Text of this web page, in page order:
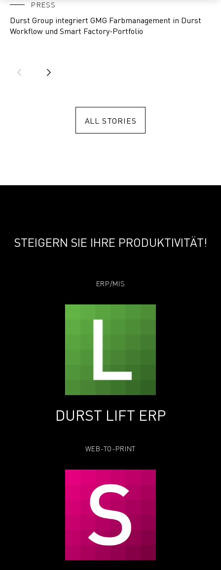
PRESS
Durst Group integriert GMG Farbmanagement in Durst
Workflow und Smart Factory-Portfolio
ALL STORIES
STEIGERN SIE IHRE PRODUKTIVITÄT!
ERP/MIS
DURST LIFT ERP
WEB-TO-PRINT